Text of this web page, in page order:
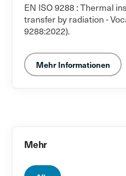
EN ISO 9288 : Thermal
transfer by radiation -
9288:2022).
Mehr Informationen
Mehr